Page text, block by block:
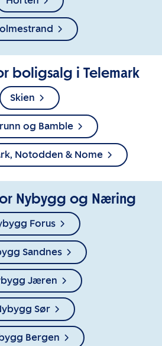
boligsalg i Telemark
Skien
og Bamble
Notodden & Nome
Nybygg og Næring
Forus
Sandnes
Jæren
Sør
Bergen